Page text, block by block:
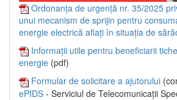
Ordonanța de urgență nr. 35/2025
unui mecanism de sprijin pentru
energie electrică aflați în situația de
Informații utile pentru beneficiarii
energie (pdf)
Formular de solicitare a ajutorului
ePIDS - Serviciul de Telecomunicații